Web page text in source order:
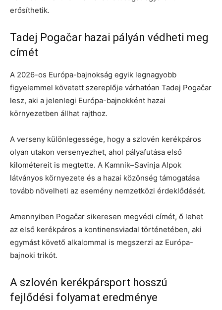
erősíthetik.
Tadej Pogačar hazai pályán védheti meg
címét
A 2026-os Európa-bajnokság egyik legnagyobb
figyelemmel követett szereplője várhatóan Tadej Pogačar
lesz, aki a jelenlegi Európa-bajnokként hazai
környezetben állhat rajthoz.
A verseny különlegessége, hogy a szlovén kerékpáros
olyan utakon versenyezhet, ahol pályafutása első
kilométereit is megtette. A Kamnik–Savinja Alpok
látványos környezete és a hazai közönség támogatása
tovább növelheti az esemény nemzetközi érdeklődését.
Amennyiben Pogačar sikeresen megvédi címét, ő lehet
az első kerékpáros a kontinensviadal történetében, aki
egymást követő alkalommal is megszerzi az Európa-
bajnoki trikót.
A szlovén kerékpársport hosszú
fejlődési folyamat eredménye